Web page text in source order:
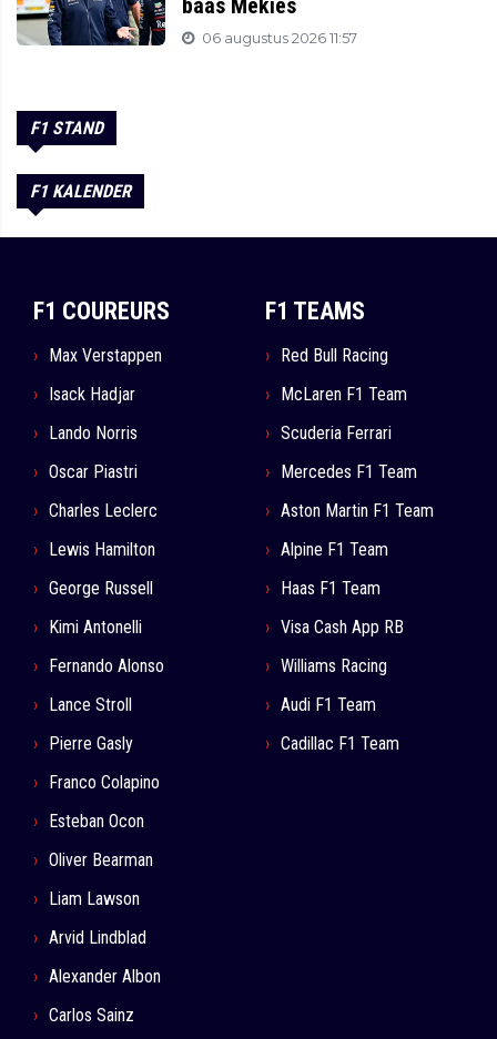
baas Mekies
06 augustus 2026 11:57
F1 STAND
F1 KALENDER
F1 COUREURS
Max Verstappen
Isack Hadjar
Lando Norris
Oscar Piastri
Charles Leclerc
Lewis Hamilton
George Russell
Kimi Antonelli
Fernando Alonso
Lance Stroll
Pierre Gasly
Franco Colapino
Esteban Ocon
Oliver Bearman
Liam Lawson
Arvid Lindblad
Alexander Albon
Carlos Sainz
F1 TEAMS
Red Bull Racing
McLaren F1 Team
Scuderia Ferrari
Mercedes F1 Team
Aston Martin F1 Team
Alpine F1 Team
Haas F1 Team
Visa Cash App RB
Williams Racing
Audi F1 Team
Cadillac F1 Team